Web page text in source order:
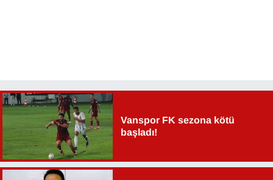
Vanspor FK sezona kötü
başladı!
VAN'DA SPOR
Vasıta
YAŞAM